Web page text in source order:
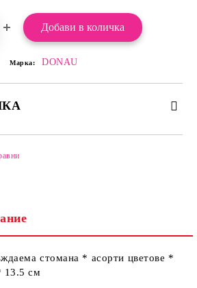
Марка: DONAU
в рамките на работния ден.
стомана * асорти цветове *
13.5 см